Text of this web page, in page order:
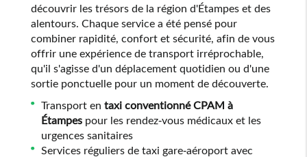
découvrir les trésors de la région d'Étampes et des
alentours. Chaque service a été pensé pour
combiner rapidité, confort et sécurité, afin de vous
offrir une expérience de transport irréprochable,
qu'il s'agisse d'un déplacement quotidien ou d'une
sortie ponctuelle pour un moment de découverte.
Transport en taxi conventionné CPAM à
Étampespour les rendez-vous médicaux et les
urgences sanitaires
Services réguliers de taxi gare-aéroport avec